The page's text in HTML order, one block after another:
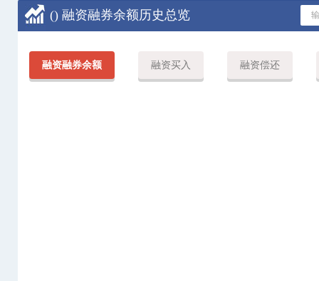
() 融资融券余额历史总览
融资融券余额 融资买入 融资偿还